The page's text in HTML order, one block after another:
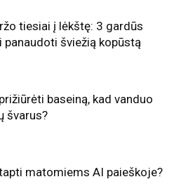
tiesiai į lėkštę: 3 gardūs
panaudoti šviežią kopūstą
baseiną, kad vanduo
švarus?
matomiems AI paieškoje?